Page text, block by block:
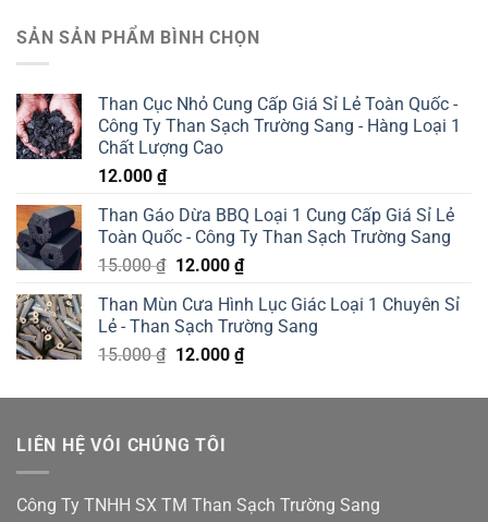
SẢN SẢN PHẨM BÌNH CHỌN
Than Cục Nhỏ Cung Cấp Giá Sỉ Lẻ Toàn Quốc -
Công Ty Than Sạch Trường Sang - Hàng Loại 1
Chất Lượng Cao
12.000 ₫
Than Gáo Dừa BBQ Loại 1 Cung Cấp Giá Sỉ Lẻ
Toàn Quốc - Công Ty Than Sạch Trường Sang
15.000₫ Giá
là:
15.000 ₫.
12.000 ₫Giá
tại
là:
12.000 ₫.
Than Mùn Cưa Hình Lục Giác Loại 1 Chuyên Sỉ
Lẻ - Than Sạch Trường Sang
15.000₫ Giá
là:
12.000 ₫Giá
tại
LIÊN HỆ VÓI CHÚNG TÔI
Công Ty TNHH SX TM Than Sạch Trường Sang